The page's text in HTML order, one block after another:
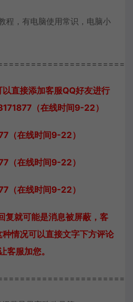
程，有电脑使用常识，电脑小
直接添加客服QQ好友进行
（在线时间9-22）
（在线时间9-22）
（在线时间9-22）
（在线时间9-22）
复就可能是消息被屏蔽，客
情况可以直接文字下方评论
客服加您。